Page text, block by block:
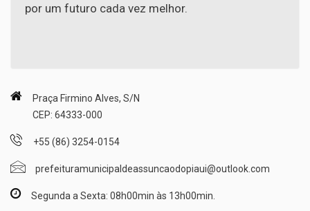
por um futuro cada vez melhor.
Praça Firmino Alves, S/N
CEP: 64333-000
+55 (86) 3254-0154
prefeituramunicipaldeassuncaodopiaui@outlook.com
Segunda a Sexta: 08h00min às 13h00min.